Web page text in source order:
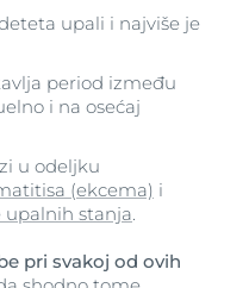
upali i najviše je
period između
i na osećaj
u odeljku
(ekcema) i
upalnih stanja.
pri svakoj od ovih